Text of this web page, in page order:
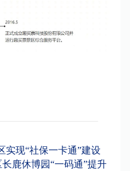
实现“社保一卡通”建设
鹿休博园“一码通”提升